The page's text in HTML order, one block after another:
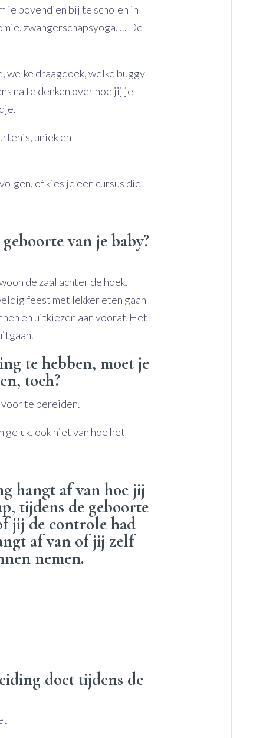
je bovendien bij te scholen in
zwangerschapsyoga, ... De
draagdoek, welke buggy
na te denken over hoe jij je
uniek en
of kies je een cursus die
van je baby?
de zaal achter de hoek,
feest met lekker eten gaan
en uitkiezen aan vooraf. Het
te hebben, moet je
toch?
te bereiden.
ook niet van hoe het
hangt af van hoe jij
tijdens de geboorte
jij de controle had
af van of jij zelf
nemen.
doet tijdens de